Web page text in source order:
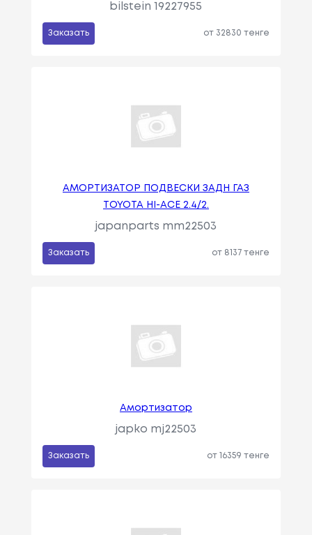
bilstein 19227955
Заказать от 32830 тенге
АМОРТИЗАТОР ПОДВЕСКИ ЗАДН ГАЗ
TOYOTA HI-ACE 2.4/2.
japanparts mm22503
Заказать от 8137 тенге
Амортизатор
japko mj22503
Заказать от 16359 тенге